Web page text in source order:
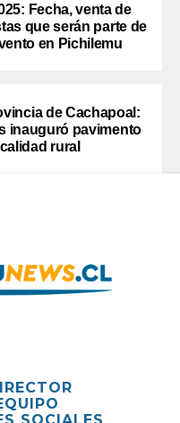
Fecha, venta de
que serán parte de
en Pichilemu
de Cachapoal:
inauguró pavimento
rural